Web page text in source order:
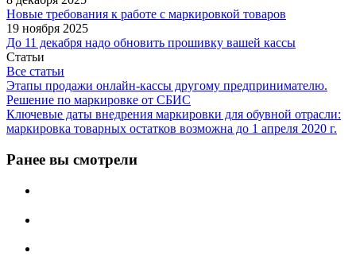
Новые требования к работе с маркировкой товаров
19 ноября 2025
До 11 декабря надо обновить прошивку вашей кассы
Статьи
Все статьи
Этапы продажи онлайн-кассы другому предпринимателю.
Решение по маркировке от СБИС
Ключевые даты внедрения маркировки для обувной отрасли:
маркировка товарных остатков возможна до 1 апреля 2020 г.
Ранее вы смотрели